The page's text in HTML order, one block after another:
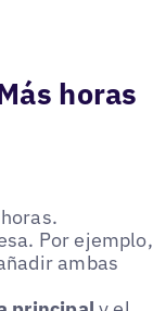
horas
Por ejemplo,
ambas